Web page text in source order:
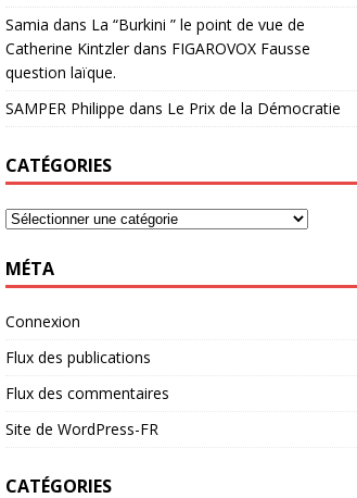
Samia dans La “Burkini ” le point de vue de
Catherine Kintzler dans FIGAROVOX Fausse
question laïque.
SAMPER Philippe dans Le Prix de la Démocratie
CATÉGORIES
MÉTA
Connexion
Flux des publications
Flux des commentaires
Site de WordPress-FR
CATÉGORIES